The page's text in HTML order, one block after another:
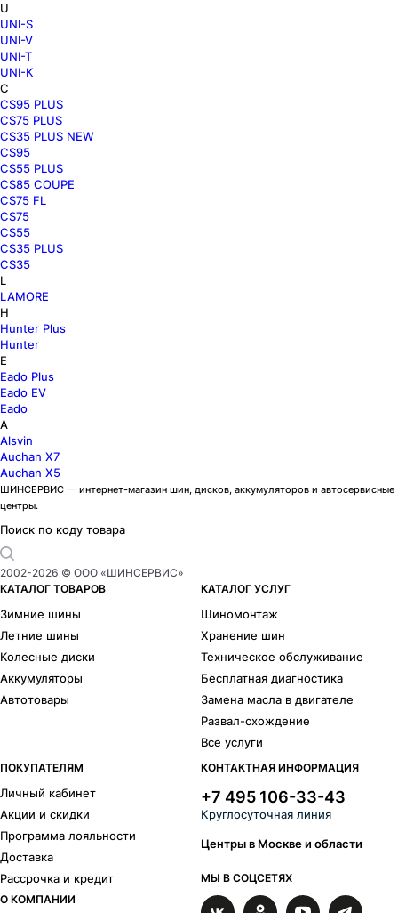
U
UNI-S
UNI-V
UNI-T
UNI-K
C
CS95 PLUS
CS75 PLUS
CS35 PLUS NEW
CS95
CS55 PLUS
CS85 COUPE
CS75 FL
CS75
CS55
CS35 PLUS
CS35
L
LAMORE
H
Hunter Plus
Hunter
E
Eado Plus
Eado EV
Eado
A
Alsvin
Auchan X7
Auchan X5
ШИНСЕРВИС — интернет-магазин шин, дисков, аккумуляторов и автосервисные
центры.
Поиск по коду товара
2002-2026 © ООО «ШИНСЕРВИС»
КАТАЛОГ ТОВАРОВ
Зимние шины
Летние шины
Колесные диски
Аккумуляторы
Автотовары
КАТАЛОГ УСЛУГ
Шиномонтаж
Хранение шин
Техническое обслуживание
Бесплатная диагностика
Замена масла в двигателе
Развал-схождение
Все услуги
ПОКУПАТЕЛЯМ
Личный кабинет
Акции и скидки
Программа лояльности
Доставка
Рассрочка и кредит
О КОМПАНИИ
КОНТАКТНАЯ ИНФОРМАЦИЯ
+7 495 106-33-43
Круглосуточная линия
Центры в Москве и области
МЫ В СОЦСЕТЯХ